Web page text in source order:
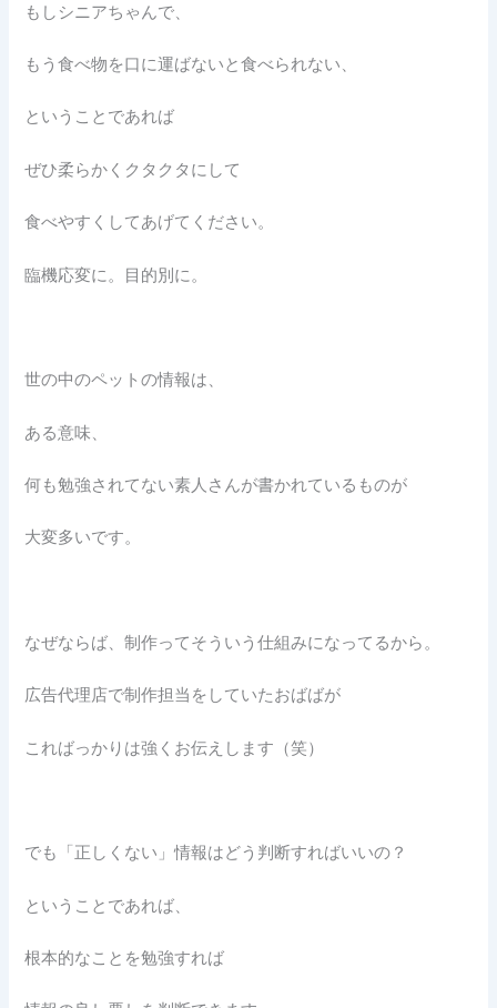
もしシニアちゃんで、
もう食べ物を口に運ばないと食べられない、
ということであれば
ぜひ柔らかくクタクタにして
食べやすくしてあげてください。
臨機応変に。目的別に。
世の中のペットの情報は、
ある意味、
何も勉強されてない素人さんが書かれているものが
大変多いです。
なぜならば、制作ってそういう仕組みになってるから。
広告代理店で制作担当をしていたおばばが
こればっかりは強くお伝えします（笑）
でも「正しくない」情報はどう判断すればいいの？
ということであれば、
根本的なことを勉強すれば